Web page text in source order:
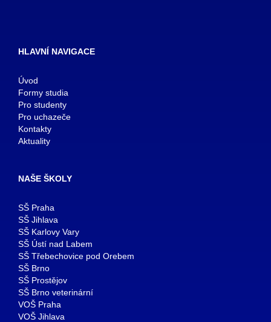
HLAVNÍ NAVIGACE
Úvod
Formy studia
Pro studenty
Pro uchazeče
Kontakty
Aktuality
NAŠE ŠKOLY
SŠ Praha
SŠ Jihlava
SŠ Karlovy Vary
SŠ Ústí nad Labem
SŠ Třebechovice pod Orebem
SŠ Brno
SŠ Prostějov
SŠ Brno veterinární
VOŠ Praha
VOŠ Jihlava